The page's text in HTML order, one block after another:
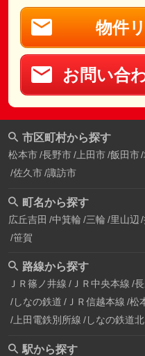
物件
お問い合
市区町村から探す
松本市 長野市 上田市 飯田市
佐久市 諏訪市
町名から探す
広丘吉田 中箕輪 三輪 里山辺
笹賀
路線から探す
ＪＲ篠ノ井線 ＪＲ中央本線
しなの鉄道 ＪＲ信越本線 松
上田電鉄別所線 しなの鉄道
駅から探す